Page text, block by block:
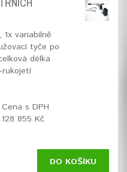
1x variabilně
tyče po
délka
rukojetí
Cena s DPH
128 855 Kč
DO KOŠÍKU